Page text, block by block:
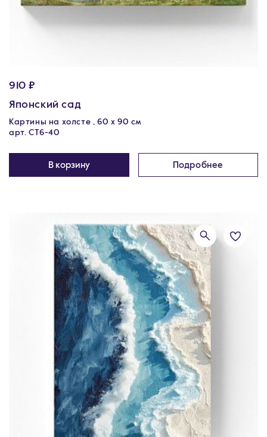
910 ₽
Японский сад
Картины на холсте , 60 х 90 см
арт. CT6-40
В корзину Подробнее